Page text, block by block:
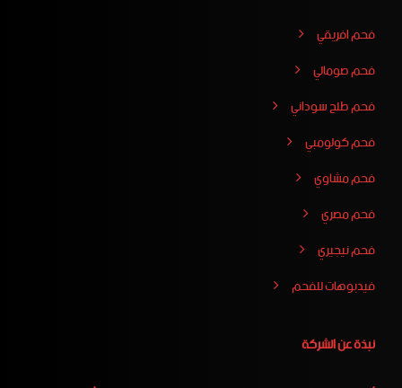
فحم افريقي
فحم صومالي
فحم طلح سوداني
فحم كولومبي
فحم مشاوي
فحم مصري
فحم نيجيري
فيدبوهات للفحم
نبذة عن الشركة